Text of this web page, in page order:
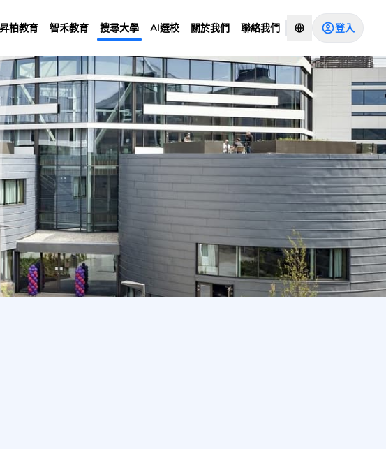
昇柏教育 智禾教育 搜尋大學 AI選校 關於我們 聯絡我們 登入
(5 Years Main Site) 諮詢顧問